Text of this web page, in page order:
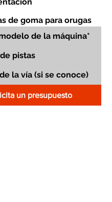
de goma para orugas
un presupuesto